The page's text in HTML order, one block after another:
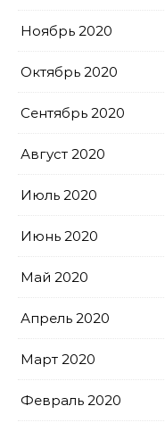
Ноябрь 2020
Октябрь 2020
Сентябрь 2020
Август 2020
Июль 2020
Июнь 2020
Май 2020
Апрель 2020
Март 2020
Февраль 2020